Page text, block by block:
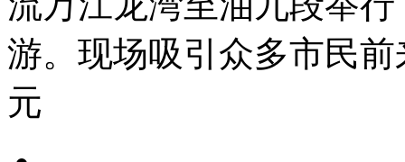
游。现场吸引众多市民
元